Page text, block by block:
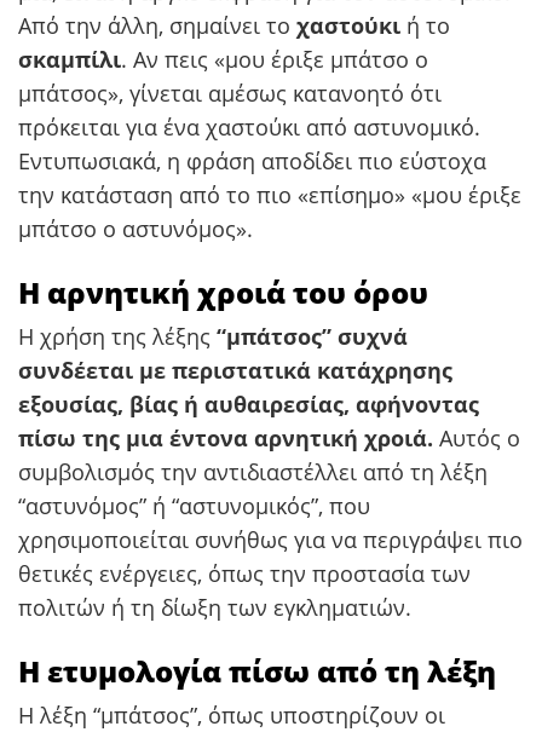
Από την άλλη, σημαίνει το χαστούκι ή το
σκαμπίλι. Αν πεις «μου έριξε μπάτσο ο
μπάτσος», γίνεται αμέσως κατανοητό ότι
πρόκειται για ένα χαστούκι από αστυνομικό.
Εντυπωσιακά, η φράση αποδίδει πιο εύστοχα
την κατάσταση από το πιο «επίσημο» «μου έριξε
μπάτσο ο αστυνόμος».
Η αρνητική χροιά του όρου
Η χρήση της λέξης “μπάτσος” συχνά
συνδέεται με περιστατικά κατάχρησης
εξουσίας, βίας ή αυθαιρεσίας, αφήνοντας
πίσω της μια έντονα αρνητική χροιά. Αυτός ο
συμβολισμός την αντιδιαστέλλει από τη λέξη
“αστυνόμος” ή “αστυνομικός”, που
χρησιμοποιείται συνήθως για να περιγράψει πιο
θετικές ενέργειες, όπως την προστασία των
πολιτών ή τη δίωξη των εγκληματιών.
Η ετυμολογία πίσω από τη λέξη
Η λέξη “μπάτσος”, όπως υποστηρίζουν οι